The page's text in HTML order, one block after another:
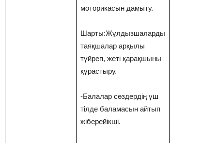
моторикасын дамыту.
Шарты:Жұлдызшаларды
таяқшалар арқылы
түйреп, жеті қарақшыны
құрастыру.
-Балалар сөздердің үш
тілде баламасын айтып
жіберейікші.